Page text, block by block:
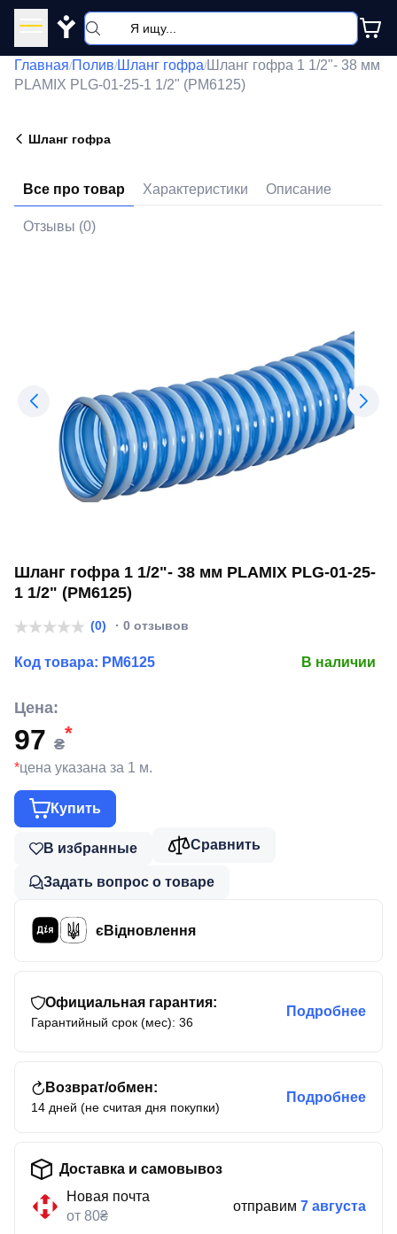
Y
Главная/Полив/ Шланг гофра/ Шланг гофра 1 1/2"- 38 мм
PLAMIX PLG-01-25-1 1/2" (PM6125)
Шланг гофра
Все про товар Характеристики Описание
Отзывы (0)
Шланг гофра 1 1/2"- 38 мм PLAMIX PLG-01-25-
1 1/2" (PM6125)
(0) · 0 отзывов
Код товара: PM6125 В наличии
Цена:
97 ₴
*
*цена указана за 1 м.
Купить
В избранные Сравнить
Задать вопрос о товаре
єВідновлення
Официальная гарантия:
Гарантийный срок (мес): 36
Подробнее
Возврат/обмен:
14 дней (не считая дня покупки)
Подробнее
Доставка и самовывоз
Новая почта
от 80₴
отправим 7 августа